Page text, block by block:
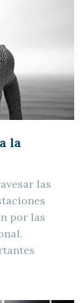
la
las
por las